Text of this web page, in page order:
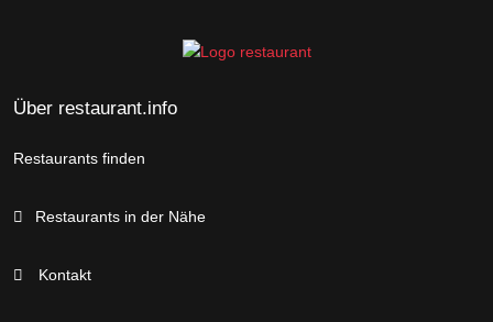
Über restaurant.info
Restaurants finden
Restaurants in der Nähe
Kontakt